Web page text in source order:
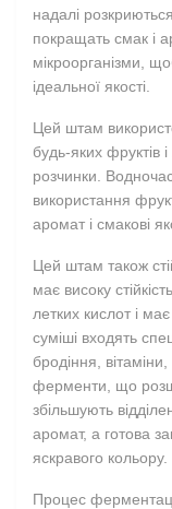
надалі
покращать смак і
мікроорганізми,
ідеальної якості.
Цей штам
будь-яких фруктів
розчинки.
використання
аромат і смакові
Цей штам також
має високу
летких кислот і
суміші входять
бродіння,
ферменти, що
збільшують
аромат, а готова
яскравого кольору.
Процес